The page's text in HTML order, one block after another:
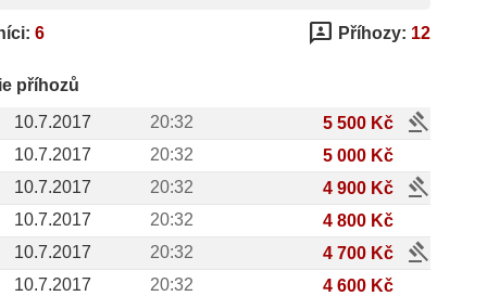
6 3p Příhozy: 12
příhozů
10.7.2017
20:32 5 500 Kč gavel
10.7.2017 20:32
5 000 Kč
10.7.2017
20:32 4 900 Kč gavel
10.7.2017 20:32
4 800 Kč
10.7.2017
20:32 4 700 Kč gavel
10.7.2017 20:32
4 600 Kč